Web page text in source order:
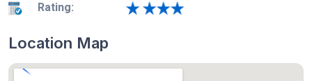
Rating:
Location Map